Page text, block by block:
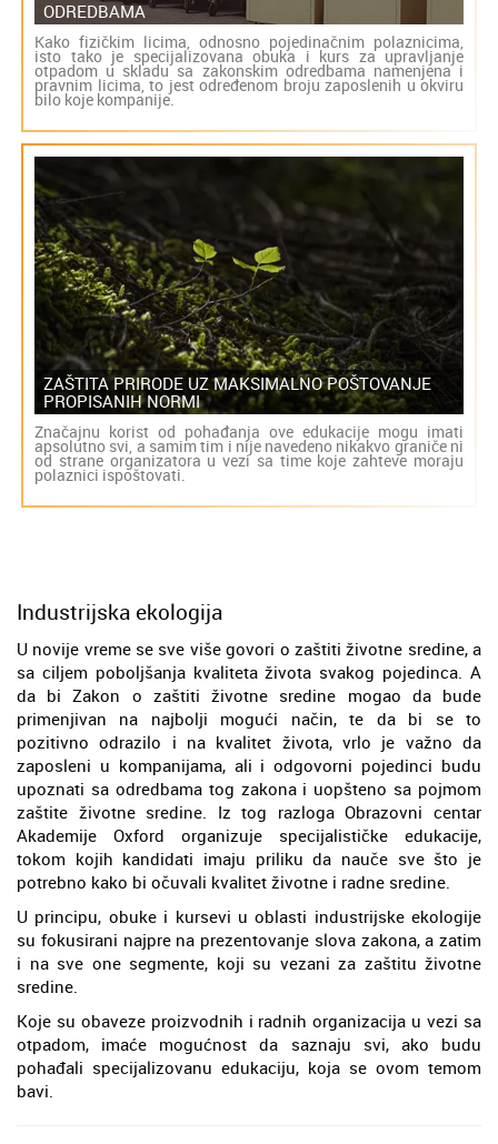
ODREDBAMA
Kako fizičkim licima, odnosno pojedinačnim polaznicima,
isto tako je specijalizovana obuka i kurs za upravljanje
otpadom u skladu sa zakonskim odredbama namenjena i
pravnim licima, to jest određenom broju zaposlenih u okviru
bilo koje kompanije.
ZAŠTITA PRIRODE UZ MAKSIMALNO POŠTOVANJE
PROPISANIH NORMI
Značajnu korist od pohađanja ove edukacije mogu imati
apsolutno svi, a samim tim i nije navedeno nikakvo graniče ni
od strane organizatora u vezi sa time koje zahteve moraju
polaznici ispoštovati.
Industrijska ekologija
U novije vreme se sve više govori o zaštiti životne sredine, a
sa ciljem poboljšanja kvaliteta života svakog pojedinca. A
da bi Zakon o zaštiti životne sredine mogao da bude
primenjivan na najbolji mogući način, te da bi se to
pozitivno odrazilo i na kvalitet života, vrlo je važno da
zaposleni u kompanijama, ali i odgovorni pojedinci budu
upoznati sa odredbama tog zakona i uopšteno sa pojmom
zaštite životne sredine. Iz tog razloga Obrazovni centar
Akademije Oxford organizuje specijalističke edukacije,
tokom kojih kandidati imaju priliku da nauče sve što je
potrebno kako bi očuvali kvalitet životne i radne sredine.
U principu, obuke i kursevi u oblasti industrijske ekologije
su fokusirani najpre na prezentovanje slova zakona, a zatim
i na sve one segmente, koji su vezani za zaštitu životne
sredine.
Koje su obaveze proizvodnih i radnih organizacija u vezi sa
otpadom, imaće mogućnost da saznaju svi, ako budu
pohađali specijalizovanu edukaciju, koja se ovom temom
bavi.